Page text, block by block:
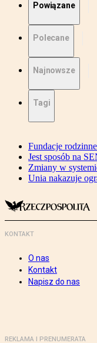
Powiązane
Polecane
Najnowsze
Tagi
Fundacje
Jest sposób na
Zmiany w
Unia nakazuje
KONTAKT
O nas
Kontakt
Napisz do nas
REKLAMA I PRENUMERATA